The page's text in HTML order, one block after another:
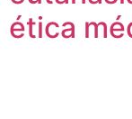
ética